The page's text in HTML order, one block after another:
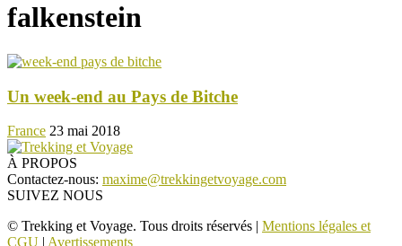
falkenstein
Un week-end au Pays de Bitche
France 23 mai 2018
À PROPOS
Contactez-nous: maxime@trekkingetvoyage.com
SUIVEZ NOUS
© Trekking et Voyage. Tous droits réservés | Mentions légales et
CGU | Avertissements